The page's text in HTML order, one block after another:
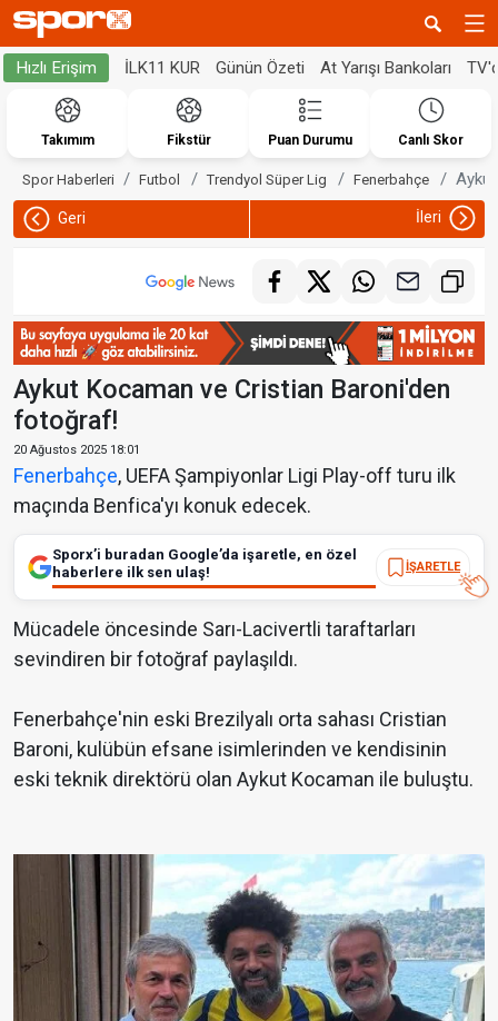
Hızlı Erişim İLK11 KUR Günün Özeti At Yarışı Bankoları
Takımım Fikstür Puan Durumu Canlı Skor
Spor Haberleri Futbol Trendyol Süper Lig Fenerbahçe
Geri İleri
Aykut Kocaman ve Cristian Baroni'den
fotoğraf!
20 Ağustos 2025 18:01
Fenerbahçe, UEFA Şampiyonlar Ligi Play-off turu ilk
maçında Benfica'yı konuk edecek.
Sporx’i buradan Google’da işaretle, en özel
haberlere ilk sen ulaş!
İŞARETLE
Mücadele öncesinde Sarı-Lacivertli taraftarları
sevindiren bir fotoğraf paylaşıldı.
Fenerbahçe'nin eski Brezilyalı orta sahası Cristian
Baroni, kulübün efsane isimlerinden ve kendisinin
eski teknik direktörü olan Aykut Kocaman ile buluştu.